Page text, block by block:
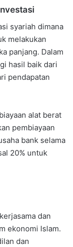
syariah dimana
melakukan
panjang. Dalam
hasil baik dari
pendapatan
alat berat
pembiayaan
bank selama
20% untuk
dan
ekonomi Islam.
dan